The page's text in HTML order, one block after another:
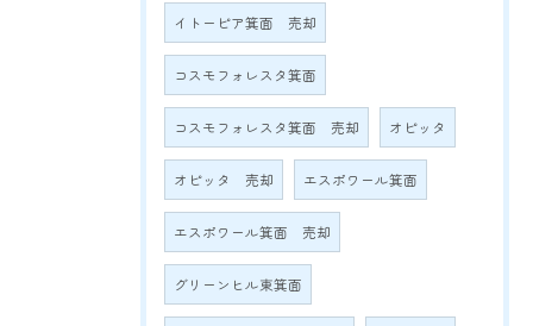
イトーピア箕面 売却
コスモフォレスタ箕面
コスモフォレスタ箕面 売却 オピッタ
オピッタ 売却 エスポワール箕面
エスポワール箕面 売却
グリーンヒル東箕面